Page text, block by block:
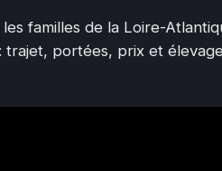
familles de la Loire-
trajet, portées, prix et